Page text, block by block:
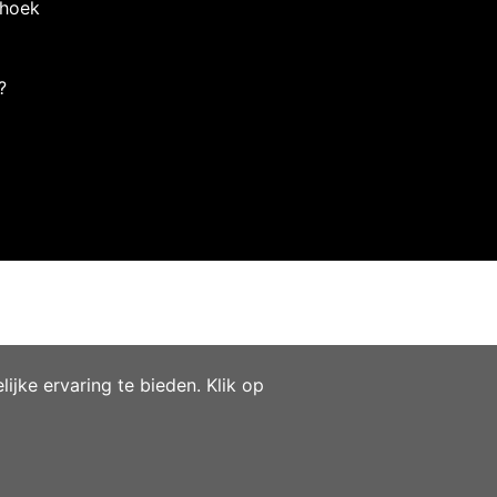
ervaring te bieden. Klik op